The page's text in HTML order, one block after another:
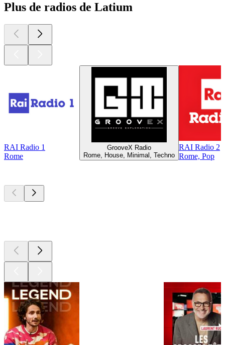
Plus de radios de Latium
RAI Radio 1
Rome
GrooveX Radio
Rome, House, Minimal, Techno
RAI Radio 2
Rome, Pop